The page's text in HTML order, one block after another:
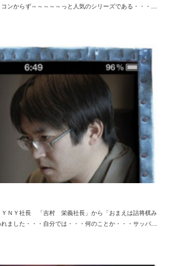
ンからず～～～～～っと人気のシリーズである・・・…
ＮＹ社長 「吉村 栄義社長」から「おまえは詰将棋み
ました・・・自分では・・・何のことか・・・サッパ…